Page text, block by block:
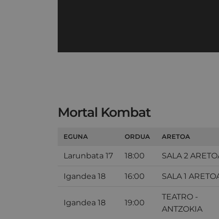
Mortal Kombat
EGUNA ORDUA ARETOA
Larunbata 17 18:00 SALA 2
Igandea 18 16:00 SALA 1
Igandea 18 19:00
TEATRO -
ANTZOKIA